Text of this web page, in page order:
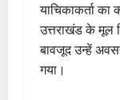
याचिकाकर्ता का
उत्तराखंड के मूल
बावजूद उन्हें
गया।